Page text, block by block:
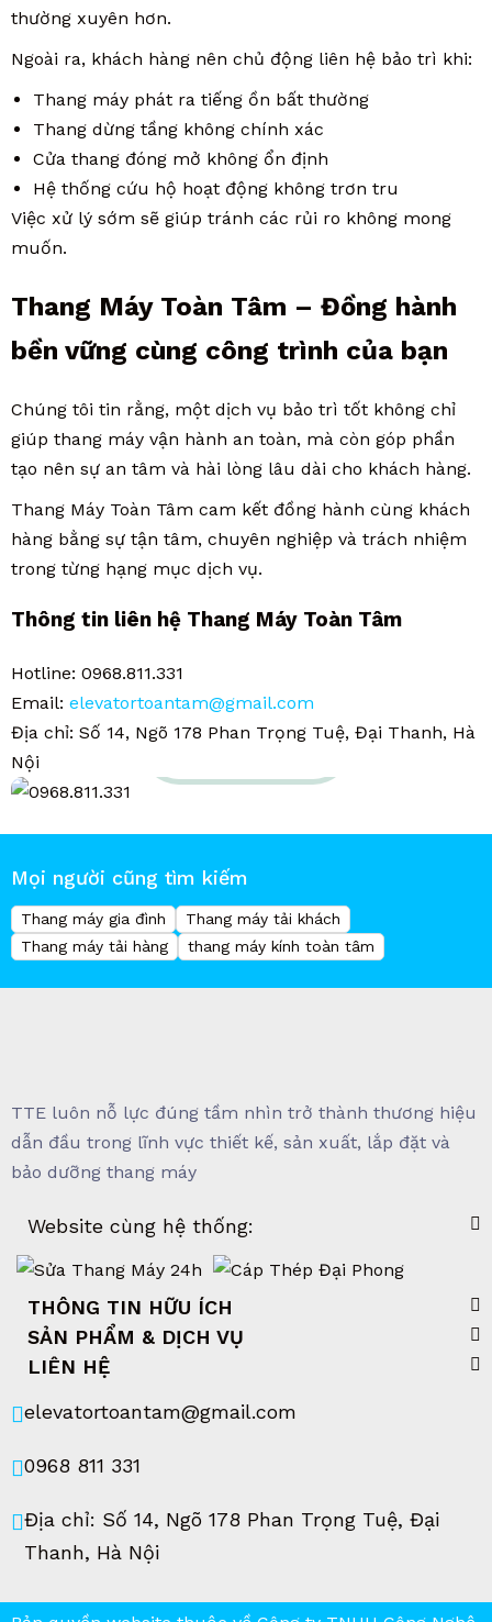
Hotline hỗ trợ
thường xuyên hơn.
Ngoài ra, khách hàng nên chủ động liên hệ bảo trì khi:
Thang máy phát ra tiếng ồn bất thường
Thang dừng tầng không chính xác
Cửa thang đóng mở không ổn định
Hệ thống cứu hộ hoạt động không trơn tru
Việc xử lý sớm sẽ giúp tránh các rủi ro không mong
muốn.
Thang Máy Toàn Tâm – Đồng hành
bền vững cùng công trình của bạn
Chúng tôi tin rằng, một dịch vụ bảo trì tốt không chỉ
giúp thang máy vận hành an toàn, mà còn góp phần
tạo nên sự an tâm và hài lòng lâu dài cho khách hàng.
Thang Máy Toàn Tâm cam kết đồng hành cùng khách
hàng bằng sự tận tâm, chuyên nghiệp và trách nhiệm
trong từng hạng mục dịch vụ.
Thông tin liên hệ Thang Máy Toàn Tâm
Hotline: 0968.811.331
Email: elevatortoantam@gmail.com
Địa chỉ: Số 14, Ngõ 178 Phan Trọng Tuệ, Đại Thanh, Hà
Nội
Mọi người cũng tìm kiếm
Thang máy gia đình
Thang máy tải khách
Thang máy tải hàng
thang máy kính toàn tâm
TTE luôn nỗ lực đúng tầm nhìn trở thành thương hiệu
dẫn đầu trong lĩnh vực thiết kế, sản xuất, lắp đặt và
bảo dưỡng thang máy
Website cùng hệ thống:
THÔNG TIN HỮU ÍCH
SẢN PHẨM & DỊCH VỤ
LIÊN HỆ
elevatortoantam@gmail.com
0968 811 331
Địa chỉ: Số 14, Ngõ 178 Phan Trọng Tuệ, Đại
Thanh, Hà Nội